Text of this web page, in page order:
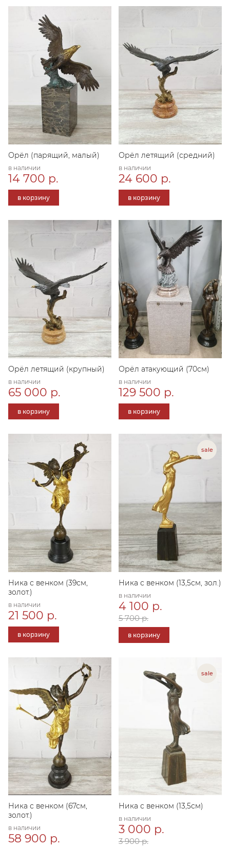
Орёл (парящий, малый)
в наличии
14 700 р.
в корзину
Орёл летящий (средний)
в наличии
24 600 р.
в корзину
Орёл летящий (крупный)
в наличии
65 000 р.
в корзину
Орёл атакующий (70см)
в наличии
129 500 р.
в корзину
Ника с венком (39см,
золот.)
в наличии
21 500 р.
в корзину
Ника с венком (13,5см, зол.)
в наличии
4 100 р.
5 700 р.
в корзину
Ника с венком (67см,
золот.)
в наличии
58 900 р.
Ника с венком (13,5см)
в наличии
3 000 р.
3 900 р.